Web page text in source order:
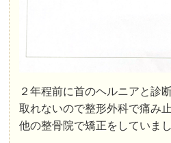
２年程前に首のヘルニアと診
取れないので整形外科で痛み
他の整骨院で矯正をしていまし